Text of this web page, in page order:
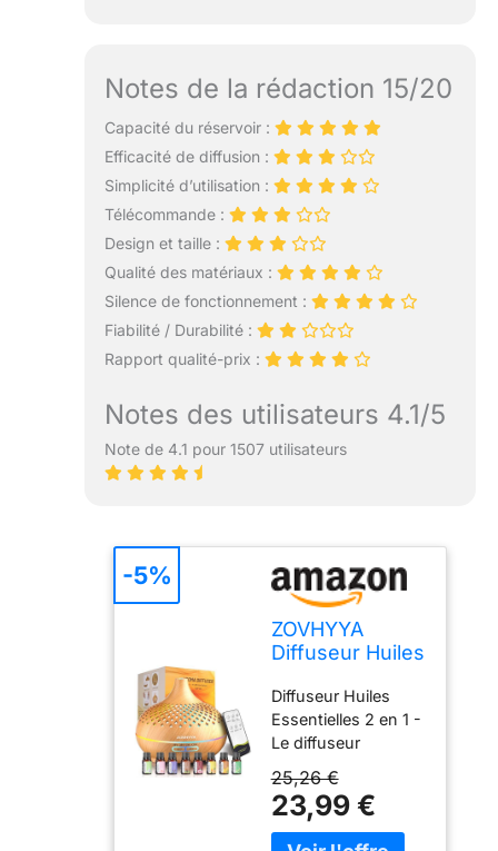
Notes de la rédaction 15/20
Capacité du réservoir :
Efficacité de diffusion :
Simplicité d’utilisation :
Télécommande :
Design et taille :
Qualité des matériaux :
Silence de fonctionnement :
Fiabilité / Durabilité :
Rapport qualité-prix :
Notes des utilisateurs 4.1/5
Note de 4.1 pour 1507 utilisateurs
ZOVHYYA
Diffuseur Huiles
500ML avec
Télécommande
14 LED
Diffuseur Huiles
Essentielles 2 en 1 -
Le diffuseur
ZOVHYYA a une
capacité de 500 ml
et peut être utilisé
25,26 €
23,99 €
-5%